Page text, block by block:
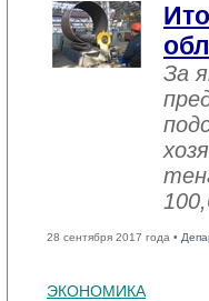
За
28 сентября 2017 года •
ЭКОНОМИКА